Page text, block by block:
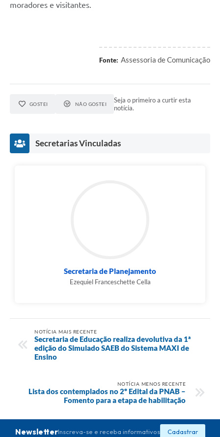
moradores e visitantes.
Fonte: Assessoria de Comunicação
GOSTEI NÃO GOSTEI
Seja o primeiro a curtir esta
notícia.
Secretarias Vinculadas
Secretaria de Planejamento
Ezequiel Franceschette Cella
NOTÍCIA MAIS RECENTE
Secretaria de Educação realiza devolutiva da 1ª
edição do Simulado SAEB do Sistema MAXI de
Ensino
NOTÍCIA MENOS RECENTE
Lista dos contemplados no 2º Edital da PNAB –
Fomento para a etapa de habilitação
NewsletterInscreva-se e receba informativos Cadastrar